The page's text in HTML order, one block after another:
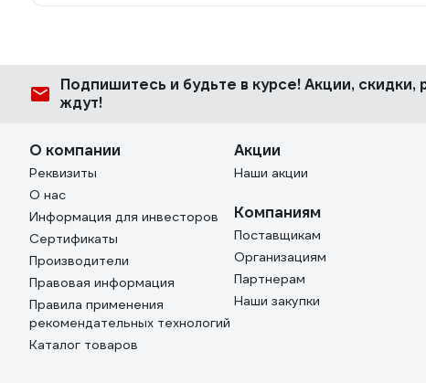
Подпишитесь и будьте в курсе! Акции,
ждут!
О компании
Реквизиты
О нас
Информация для инвесторов
Сертификаты
Производители
Правовая информация
Правила применения
рекомендательных технологий
Каталог товаров
Акции
Наши акции
Компаниям
Поставщикам
Организациям
Партнерам
Наши закупки